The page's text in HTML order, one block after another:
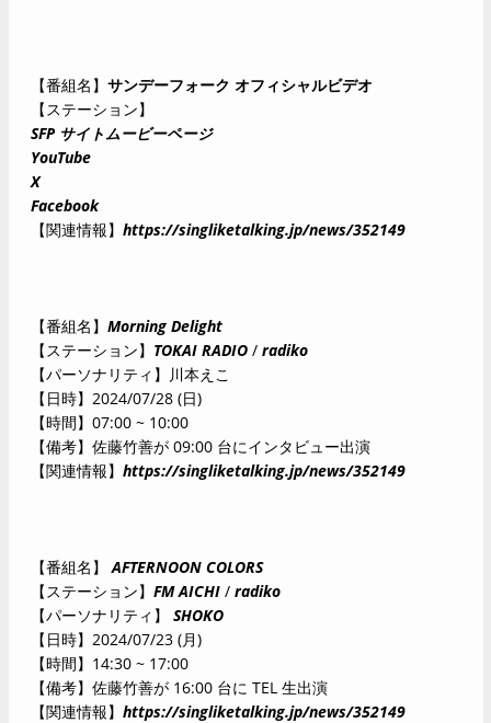
【番組名】 サンデーフォーク オフィシャルビデオ
【ステーション】
SFP サイトムービーページ
YouTube
X
Facebook
【関連情報】 https://singliketalking.jp/news/352149
【番組名】 Morning Delight
【ステーション】 TOKAI RADIO/ radiko
【パーソナリティ】川本えこ
【日時】2024/07/28 (日)
【時間】07:00 ~ 10:00
【備考】佐藤竹善が 09:00 台にインタビュー出演
【関連情報】 https://singliketalking.jp/news/352149
【番組名】
AFTERNOON COLORS
【ステーション】 FM AICHI/ radiko
【パーソナリティ】
SHOKO
【日時】2024/07/23 (月)
【時間】14:30 ~ 17:00
【備考】佐藤竹善が 16:00 台に TEL 生出演
【関連情報】 https://singliketalking.jp/news/352149